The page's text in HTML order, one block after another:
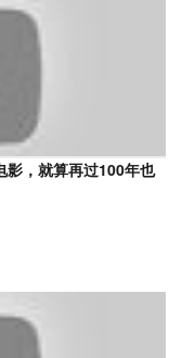
影，就算再过100年也